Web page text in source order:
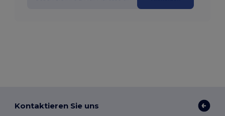
Kontaktieren Sie uns